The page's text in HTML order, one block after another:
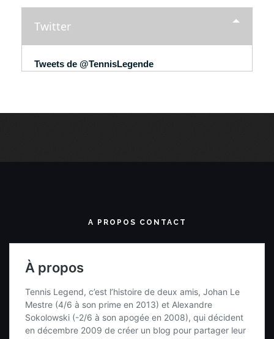
Twitter
Tweets de @TennisLegende
A PROPOS CONTACT